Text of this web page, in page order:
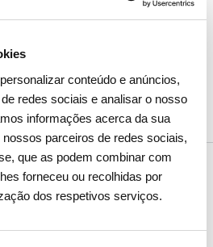
conteúdo e anúncios,
redes sociais e analisar o nosso
informações acerca da sua
parceiros de redes sociais,
que as podem combinar com
forneceu ou recolhidas por
dos respetivos serviços.